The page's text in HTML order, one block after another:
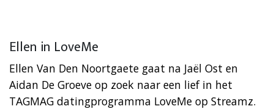
Ellen in LoveMe
Ellen Van Den Noortgaete gaat na Jaël Ost en
Aidan De Groeve op zoek naar een lief in het
TAGMAG datingprogramma LoveMe op Streamz.